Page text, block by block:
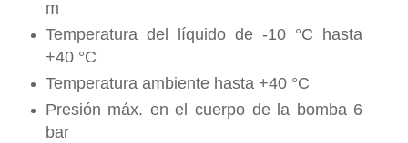
m
Temperatura del líquido de -10 °C hasta
+40 °C
Temperatura ambiente hasta +40 °C
Presión máx. en el cuerpo de la bomba 6
bar